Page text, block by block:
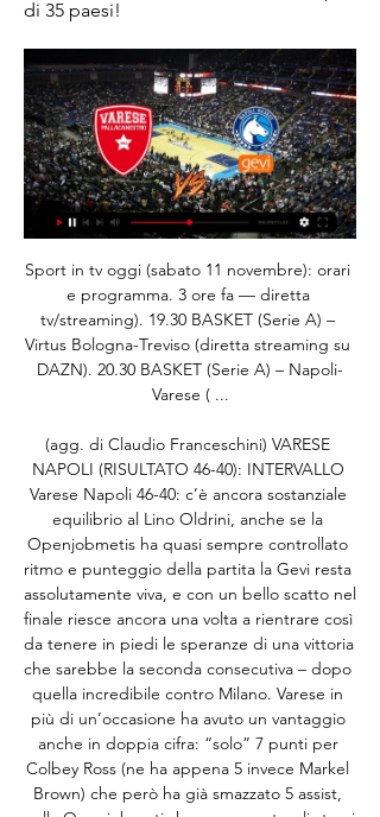
di 35 paesi!
Sport in tv oggi (sabato 11 novembre): orari
e programma. 3 ore fa — diretta
tv/streaming). 19.30 BASKET (Serie A) –
Virtus Bologna-Treviso (diretta streaming su
DAZN). 20.30 BASKET (Serie A) – Napoli-
Varese ( ...
(agg. di Claudio Franceschini) VARESE
NAPOLI (RISULTATO 46-40): INTERVALLO
Varese Napoli 46-40: c’è ancora sostanziale
equilibrio al Lino Oldrini, anche se la
Openjobmetis ha quasi sempre controllato
ritmo e punteggio della partita la Gevi resta
assolutamente viva, e con un bello scatto nel
finale riesce ancora una volta a rientrare così
da tenere in piedi le speranze di una vittoria
che sarebbe la seconda consecutiva – dopo
quella incredibile contro Milano. Varese in
più di un’occasione ha avuto un vantaggio
anche in doppia cifra: “solo” 7 punti per
Colbey Ross (ne ha appena 5 invece Markel
Brown) che però ha già smazzato 5 assist,